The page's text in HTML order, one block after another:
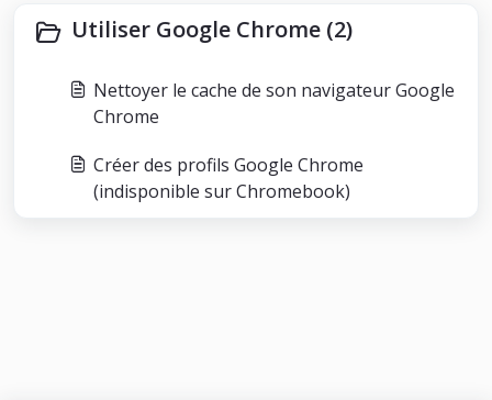
Utiliser Google Chrome (2)
Nettoyer le cache de son navigateur Google
Chrome
Créer des profils Google Chrome
(indisponible sur Chromebook)